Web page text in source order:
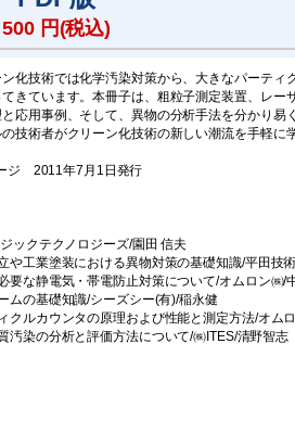
500円(税込)
化技術では化学汚染対策から、大きなパーティ
きています。本冊子は、粗粒子測定装置、レー
応用事例、そして、異物の分析手法を分かり易
技術者がクリーン化技術の新しい潮流を手軽に
ジ 2011年7月1日発行
ックテクノロジーズ/園田 信夫
や工業塗装における異物対策の基礎知識/平田技
要な静電気・帯電防止対策について/オムロン㈱/
ムの基礎知識/シーズシー(有)/稲永健
クルカウンタの原理および性能と測定方法/オム
汚染の分析と評価方法について/㈱ITES/清野智志